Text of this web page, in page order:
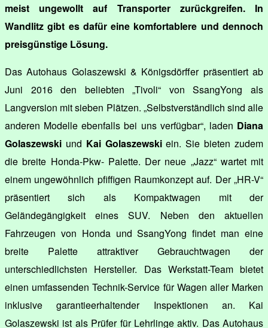
meist ungewollt auf Transporter zurückgreifen. In
Wandlitz gibt es dafür eine komfortablere und dennoch
preisgünstige Lösung.
Das Autohaus Golaszewski & Königsdörffer präsentiert ab
Juni 2016 den beliebten „Tivoli“ von SsangYong als
Langversion mit sieben Plätzen. „Selbstverständlich sind alle
anderen Modelle ebenfalls bei uns verfügbar“, laden Diana
Golaszewski und Kai Golaszewskiein. Sie bieten zudem
die breite Honda-Pkw- Palette. Der neue „Jazz“ wartet mit
einem ungewöhnlich pfiffigen Raumkonzept auf. Der „HR-V“
präsentiert sich als Kompaktwagen mit der
Geländegängigkeit eines SUV. Neben den aktuellen
Fahrzeugen von Honda und SsangYong findet man eine
breite Palette attraktiver Gebrauchtwagen der
unterschiedlichsten Hersteller. Das Werkstatt-Team bietet
einen umfassenden Technik-Service für Wagen aller Marken
inklusive garantieerhaltender Inspektionen an. Kai
Golaszewski ist als Prüfer für Lehrlinge aktiv. Das Autohaus